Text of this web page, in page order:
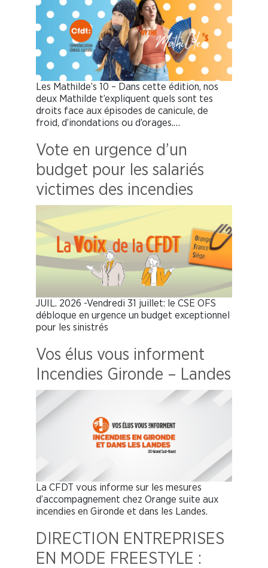
Les Mathilde’s 10 – Dans cette édition, nos
deux Mathilde t’expliquent quels sont tes
droits face aux épisodes de canicule, de
froid, d’inondations ou d’orages.…
Vote en urgence d’un
budget pour les salariés
victimes des incendies
JUIL. 2026 -Vendredi 31 juillet: le CSE OFS
débloque en urgence un budget exceptionnel
pour les sinistrés
Vos élus vous informent
Incendies Gironde – Landes
La CFDT vous informe sur les mesures
d’accompagnement chez Orange suite aux
incendies en Gironde et dans les Landes.
DIRECTION ENTREPRISES
EN MODE FREESTYLE :